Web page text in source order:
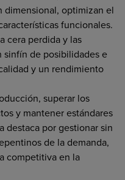
dimensional, optimizan el
funcionales.
cera perdida y las
sinfín de posibilidades e
y un rendimiento
superar los
y mantener estándares
destaca por gestionar sin
de la demanda,
competitiva en la